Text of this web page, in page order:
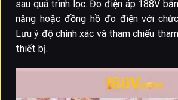
sau quá trình lọc. Đo điện áp 188V
năng hoặc đồng hồ đo điện với
Lưu ý độ chính xác và tham chiếu
thiết bị.